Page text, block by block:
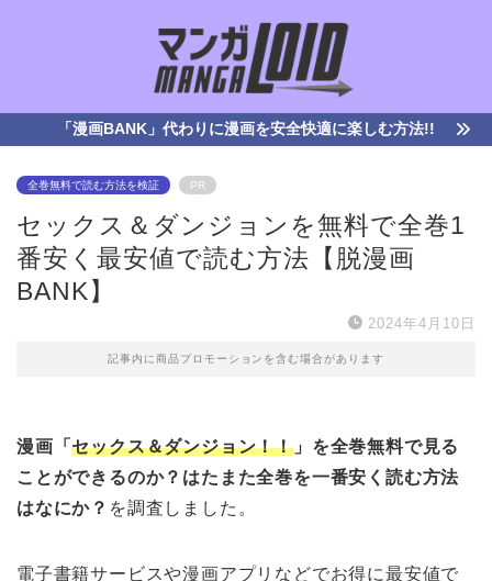
「漫画BANK」代わりに漫画を安全快適に楽しむ方法!!
全巻無料で読む方法を検証 PR
セックス＆ダンジョンを無料で全巻1
番安く最安値で読む方法【脱漫画
BANK】
2024年4月10日
記事内に商品プロモーションを含む場合があります
漫画「セックス＆ダンジョン！！ 」を全巻無料で見る
ことができるのか？はたまた全巻を一番安く読む方法
はなにか？ を調査しました。
電子書籍サービスや漫画アプリなどでお得に最安値で